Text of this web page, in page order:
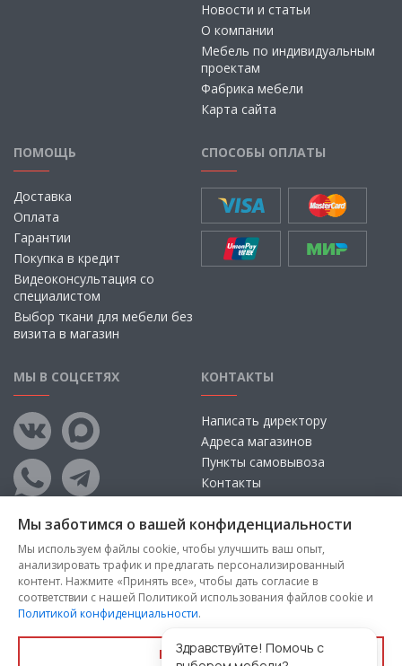
Новости и статьи
О компании
Мебель по индивидуальным
проектам
Фабрика мебели
Карта сайта
ПОМОЩЬ
Доставка
Оплата
Гарантии
Покупка в кредит
Видеоконсультация со
специалистом
Выбор ткани для мебели без
визита в магазин
СПОСОБЫ ОПЛАТЫ
МЫ В СОЦСЕТЯХ КОНТАКТЫ
Написать директору
Адреса магазинов
Пункты самовывоза
Контакты
Copyright © 2026, ООО «100 Диванов» — Все права защищены
Администрация Сайта не несет ответственности за
размещаемые Пользователями материалы, их содержание,
Мы заботимся о вашей конфиденциальности
Мы используем файлы cookie, чтобы улучшить ваш опыт,
анализировать трафик и предлагать персонализированный
контент. Нажмите «Принять все», чтобы дать согласие в
соответствии с нашей Политикой использования файлов cookie и
Политикой конфиденциальности.
Принять все
Здравствуйте! Помочь с